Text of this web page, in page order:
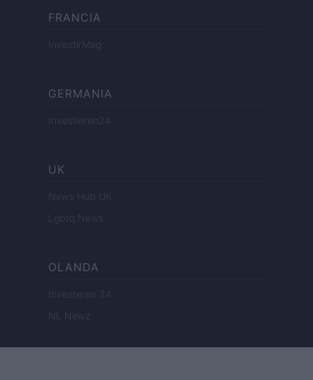
FRANCIA
InvestirMag
GERMANIA
Investieren24
UK
News Hub UK
Lgbtq News
OLANDA
Investeren 24
NL Newz